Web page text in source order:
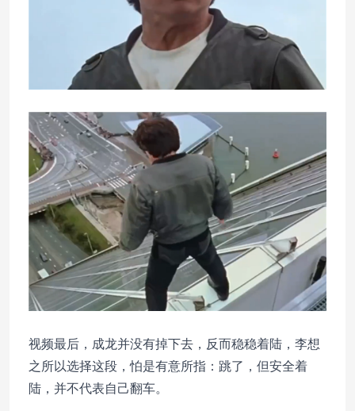
视频最后，成龙并没有掉下去，反而稳稳着陆，李想
之所以选择这段，怕是有意所指：跳了，但安全着
陆，并不代表自己翻车。